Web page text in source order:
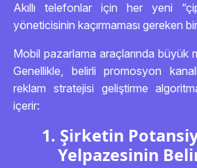
Akıllı telefonlar için her yeni
yöneticisinin kaçırmaması gereken bir
Mobil pazarlama araçlarında büyük
Genellikle, belirli promosyon
reklam stratejisi geliştirme
içerir:
1. Şirketin
Yelpazesinin